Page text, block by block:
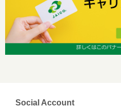
Social Account